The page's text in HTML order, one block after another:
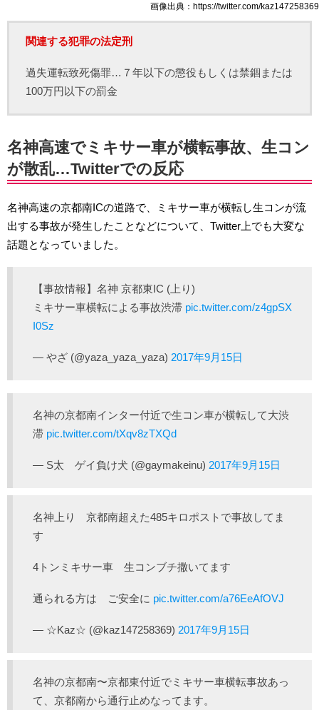
画像出典：https://twitter.com/kaz147258369
関連する犯罪の法定刑
過失運転致死傷罪…７年以下の懲役もしくは禁錮または
100万円以下の罰金
名神高速でミキサー車が横転事故、生コン
が散乱…Twitterでの反応
名神高速の京都南ICの道路で、ミキサー車が横転し生コンが流
出する事故が発生したことなどについて、Twitter上でも大変な
話題となっていました。
【事故情報】名神 京都東IC (上り)
ミキサー車横転による事故渋滞 pic.twitter.com/z4gpSX
I0Sz
— やざ (@yaza_yaza_yaza) 2017年9月15日
名神の京都南インター付近で生コン車が横転して大渋
滞 pic.twitter.com/tXqv8zTXQd
— S太 ゲイ負け犬 (@gaymakeinu) 2017年9月15日
名神上り 京都南超えた485キロポストで事故してま
す
4トンミキサー車 生コンブチ撒いてます
通られる方は ご安全に pic.twitter.com/a76EeAfOVJ
— ☆Kaz☆ (@kaz147258369) 2017年9月15日
名神の京都南〜京都東付近でミキサー車横転事故あっ
て、京都南から通行止めなってます。